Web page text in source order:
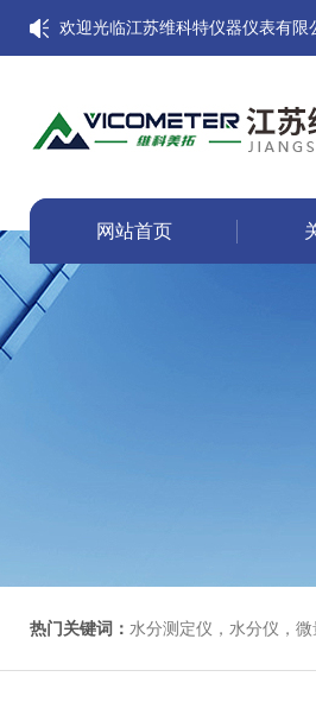
欢迎光临江苏维科特仪器仪表有限
网站首页
热门关键词： 水分测定仪，水分仪，